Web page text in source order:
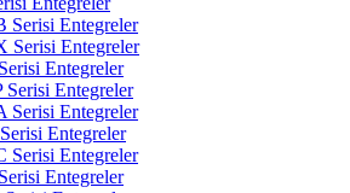
Serisi Entegreler
Serisi Entegreler
Entegreler
Serisi Entegreler
Serisi Entegreler
Entegreler
Serisi Entegreler
Entegreler